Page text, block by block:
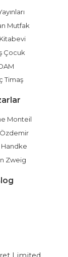
Mutfak
Çocuk
Timaş
Monteil
Zweig